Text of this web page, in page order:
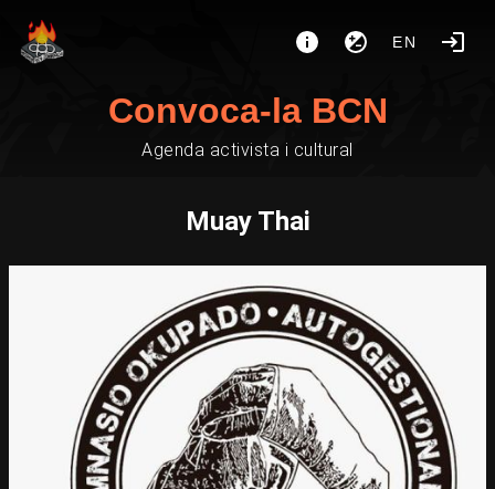
EN
Convoca-la BCN
Agenda activista i cultural
Muay Thai